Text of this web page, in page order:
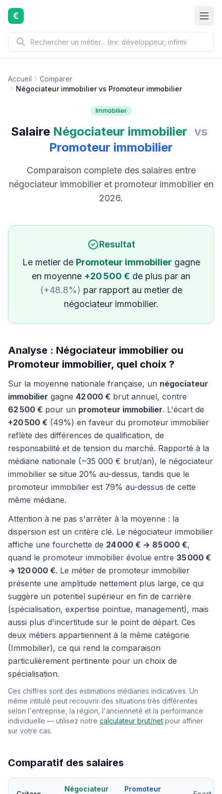
Aller au contenu principal
€
Accueil
Comparer
Négociateur immobilier vs Promoteur immobilier
Immobilier
Salaire Négociateur immobilier vs
Promoteur immobilier
Comparaison complete des salaires entre
négociateur immobilier et promoteur immobilier en
2026.
Resultat
Le metier de Promoteur immobilier gagne
en moyenne +20 500 € de plus par an
(+48.8%) par rapport au metier de
négociateur immobilier.
Analyse : Négociateur immobilier ou
Promoteur immobilier, quel choix ?
Sur la moyenne nationale française, un négociateur
immobilier gagne 42 000 € brut annuel, contre
62 500 € pour un promoteur immobilier. L'écart de
+20 500 € (49%) en faveur du promoteur immobilier
reflète des différences de qualification, de
responsabilité et de tension du marché. Rapporté à la
médiane nationale (~35 000 € brut/an), le négociateur
immobilier se situe 20% au-dessus, tandis que le
promoteur immobilier est 79% au-dessus de cette
même médiane.
Attention à ne pas s'arrêter à la moyenne : la
dispersion est un critère clé. Le négociateur immobilier
affiche une fourchette de 24 000 € → 85 000 €,
quand le promoteur immobilier évolue entre 35 000 €
→ 120 000 €. Le métier de promoteur immobilier
présente une amplitude nettement plus large, ce qui
suggère un potentiel supérieur en fin de carrière
(spécialisation, expertise pointue, management), mais
aussi plus d'incertitude sur le point de départ. Ces
deux métiers appartiennent à la même catégorie
(Immobilier), ce qui rend la comparaison
particulièrement pertinente pour un choix de
spécialisation.
Ces chiffres sont des estimations médianes indicatives. Un
même intitulé peut recouvrir des situations très différentes
selon l'entreprise, la région, l'ancienneté et la performance
individuelle — utilisez notre calculateur brut/net pour affiner
sur votre cas.
Comparatif des salaires
Négociateur
Promoteur